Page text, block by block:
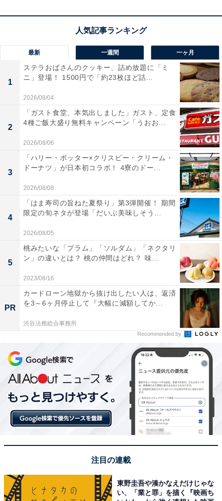
ここでしか味わえないオリジナルビールも
「常陸野ネストビール」として横浜エリア最多となる8タップを誇る
BEER STAND and PIZZA BAR」は「常陸野ネストビ
を誇りま
す。
左から、COCORICOオリジナルビール、AMARILLO SESSION ALE、PALE
はじめ、木内酒造の直営店以外の横浜エリアではここで
しか飲めない
シーズナルビールなど、常時8種類の生ビ
ールを提供します。
最新 一週間 一ヶ月
1
ステラおばさんのクッキー、詰め放題に「ミ
ニ」登場！ 1500円で「約23枚ほど詰...
2026/08/04
2
「ガスト食堂、本気出しました」ガスト、定食
4種ご飯大盛り無料キャンペーン「うおお...
2026/08/06
3
「ハリー・ポッター×クリスピー・クリーム・
ドーナツ」が日本初コラボ！ 4寮のドー...
2026/08/08
4
「はま寿司の旨ねた夏祭り」第3弾開催！ 期間
限定の旬ネタが登場「だいぶ美味しそう...
2026/08/05
5
桃みたいな「プラム」「ソルダム」「ネクタリ
ン」の違いとは？ 桃の仲間はどれ？ 味...
2023/08/16
PR
カードローン地獄から抜け出したい人は、返済
を3～6ヶ月停止して『大幅に減額してか...
渋谷法務総合事務所
Recommended by
注目の連載
東野圭吾や湊かなえだけじゃな
い、「業と罪」を描く『映画ち